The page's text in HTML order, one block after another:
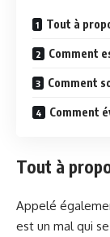
Tout à
Comment
Comment
Comment
Tout à
Appelé
est un mal qui